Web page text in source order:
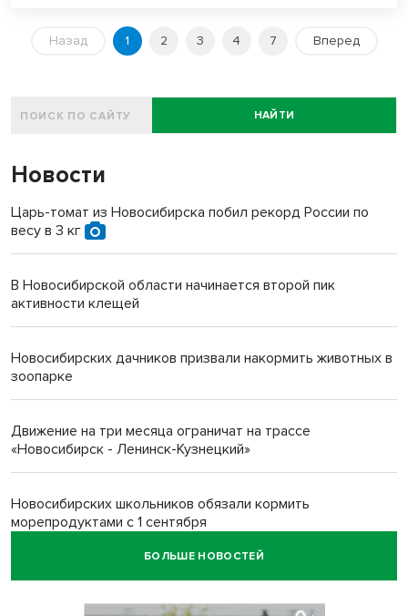
Назад 1 2 3 4 7 Вперед
НАЙТИ
Новости
Царь-томат из Новосибирска побил рекорд России по
весу в 3 кг
В Новосибирской области начинается второй пик
активности клещей
Новосибирских дачников призвали накормить животных в
зоопарке
Движение на три месяца ограничат на трассе
«Новосибирск - Ленинск-Кузнецкий»
Новосибирских школьников обязали кормить
морепродуктами с 1 сентября
Июль-2026 вошел в топ-6 самых жарких за все время
БОЛЬШЕ НОВОСТЕЙ